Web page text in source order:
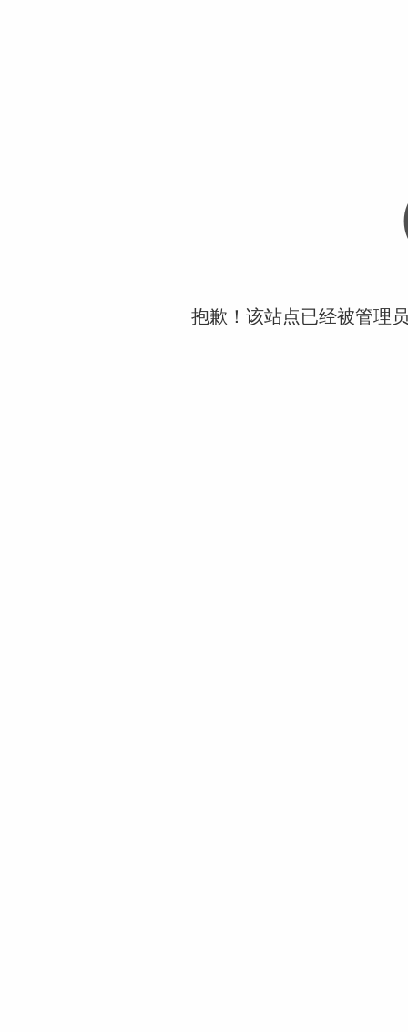
抱歉！该站点已经被管理